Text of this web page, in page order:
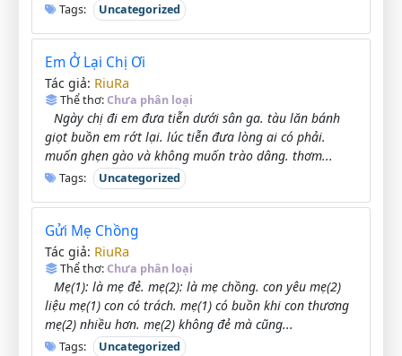
Tags: Uncategorized
Em Ở Lại Chị Ơi
Tác giả: RiuRa
Thể thơ:Chưa phân loại
Ngày chị đi em đưa tiễn dưới sân ga. tàu lăn bánh
giọt buồn em rớt lại. lúc tiễn đưa lòng ai có phải.
muốn ghẹn gào và không muốn trào dâng. thơm...
Tags: Uncategorized
Gửi Mẹ Chồng
Tác giả: RiuRa
Thể thơ:Chưa phân loại
Mẹ(1): là mẹ đẻ. mẹ(2): là mẹ chồng. con yêu mẹ(2)
liệu mẹ(1) con có trách. mẹ(1) có buồn khi con thương
mẹ(2) nhiều hơn. mẹ(2) không đẻ mà cũng...
Tags: Uncategorized